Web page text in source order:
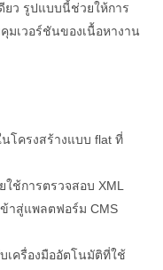
ยว รูปแบบนี้ช่วยให้การ
มเวอร์ชันของเนื้อหางาน
นโครงสร้างแบบ flat ที่
ช้การตรวจสอบ XML
าสู่แพลตฟอร์ม CMS
เครื่องมืออัตโนมัติที่ใช้